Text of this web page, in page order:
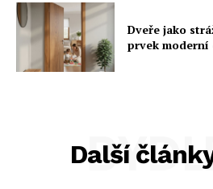
Dveře jako
prvek moderní
Další